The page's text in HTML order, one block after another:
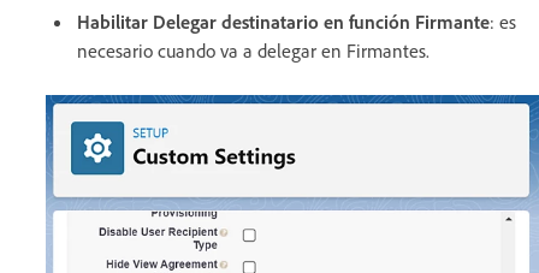
Habilitar Delegar destinatario en función Firmante: es
necesario cuando va a delegar en Firmantes.